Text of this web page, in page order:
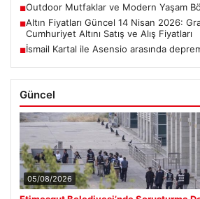
■Outdoor Mutfaklar ve Modern Yaşam
■Altın Fiyatları Güncel 14 Nisan 2026:
Cumhuriyet Altını Satış ve Alış Fiyatları
■İsmail Kartal ile Asensio arasında
Güncel
05/08/2026